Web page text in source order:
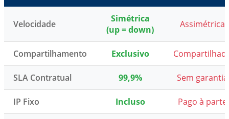
Velocidade
Simétrica
(up = down)
Assimétrica
Compartilhamento Exclusivo
SLA Contratual 99,9% Sem garantia
IP Fixo Incluso Pago à parte